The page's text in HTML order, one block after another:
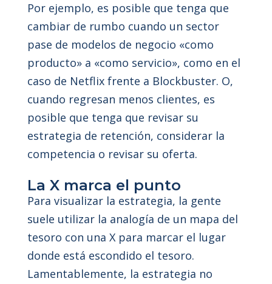
Por ejemplo, es posible que tenga que
cambiar de rumbo cuando un sector
pase de modelos de negocio «como
producto» a «como servicio», como en el
caso de Netflix frente a Blockbuster. O,
cuando regresan menos clientes, es
posible que tenga que revisar su
estrategia de retención, considerar la
competencia o revisar su oferta.
La X marca el punto
Para visualizar la estrategia, la gente
suele utilizar la analogía de un mapa del
tesoro con una X para marcar el lugar
donde está escondido el tesoro.
Lamentablemente, la estrategia no